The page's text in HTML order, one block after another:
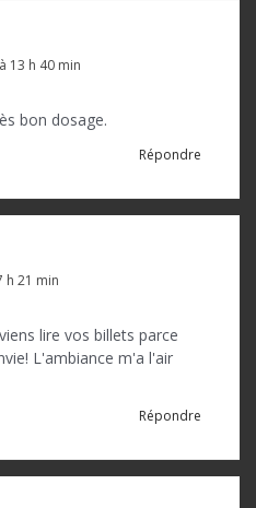
13 h 40 min
bon dosage.
Répondre
h 21 min
lire vos billets parce
L'ambiance m'a l'air
Répondre